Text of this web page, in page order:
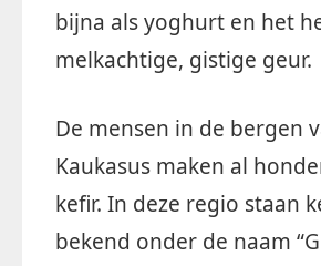
bijna als yoghurt en het
melkachtige, gistige geur.
De mensen in de bergen
Kaukasus maken al
kefir. In deze regio staan
bekend onder de naam